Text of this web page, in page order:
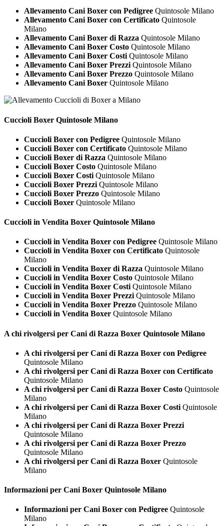
Allevamento Cani Boxer con Pedigree Quintosole Milano
Allevamento Cani Boxer con Certificato Quintosole
Milano
Allevamento Cani Boxer di Razza Quintosole Milano
Allevamento Cani Boxer Costo Quintosole Milano
Allevamento Cani Boxer Costi Quintosole Milano
Allevamento Cani Boxer Prezzi Quintosole Milano
Allevamento Cani Boxer Prezzo Quintosole Milano
Allevamento Cani Boxer Quintosole Milano
Cuccioli Boxer Quintosole Milano
Cuccioli Boxer con Pedigree Quintosole Milano
Cuccioli Boxer con Certificato Quintosole Milano
Cuccioli Boxer di Razza Quintosole Milano
Cuccioli Boxer Costo Quintosole Milano
Cuccioli Boxer Costi Quintosole Milano
Cuccioli Boxer Prezzi Quintosole Milano
Cuccioli Boxer Prezzo Quintosole Milano
Cuccioli Boxer Quintosole Milano
Cuccioli in Vendita Boxer Quintosole Milano
Cuccioli in Vendita Boxer con Pedigree Quintosole Milano
Cuccioli in Vendita Boxer con Certificato Quintosole
Milano
Cuccioli in Vendita Boxer di Razza Quintosole Milano
Cuccioli in Vendita Boxer Costo Quintosole Milano
Cuccioli in Vendita Boxer Costi Quintosole Milano
Cuccioli in Vendita Boxer Prezzi Quintosole Milano
Cuccioli in Vendita Boxer Prezzo Quintosole Milano
Cuccioli in Vendita Boxer Quintosole Milano
A chi rivolgersi per Cani di Razza Boxer Quintosole Milano
A chi rivolgersi per Cani di Razza Boxer con Pedigree
Quintosole Milano
A chi rivolgersi per Cani di Razza Boxer con Certificato
Quintosole Milano
A chi rivolgersi per Cani di Razza Boxer Costo Quintosole
Milano
A chi rivolgersi per Cani di Razza Boxer Costi Quintosole
Milano
A chi rivolgersi per Cani di Razza Boxer Prezzi
Quintosole Milano
A chi rivolgersi per Cani di Razza Boxer Prezzo
Quintosole Milano
A chi rivolgersi per Cani di Razza Boxer Quintosole
Milano
Informazioni per Cani Boxer Quintosole Milano
Informazioni per Cani Boxer con Pedigree Quintosole
Milano